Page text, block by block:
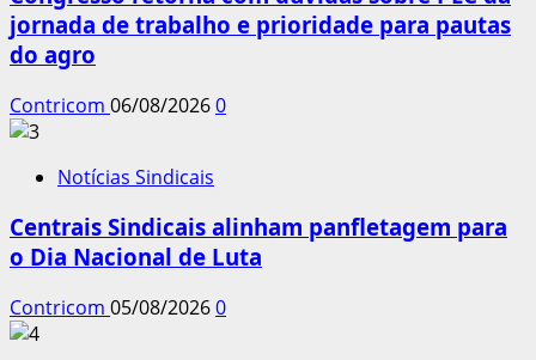
jornada de trabalho e prioridade para pautas
do agro
Contricom 06/08/20260
Notícias Sindicais
Centrais Sindicais alinham panfletagem para
o Dia Nacional de Luta
Contricom 05/08/20260